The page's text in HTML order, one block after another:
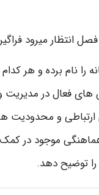
انتظار میرود فراگیر
را نام برده و هر
های فعال در مدیریت
ارتباطی و محدودیت
موجود در کمک
توضیح دهد.